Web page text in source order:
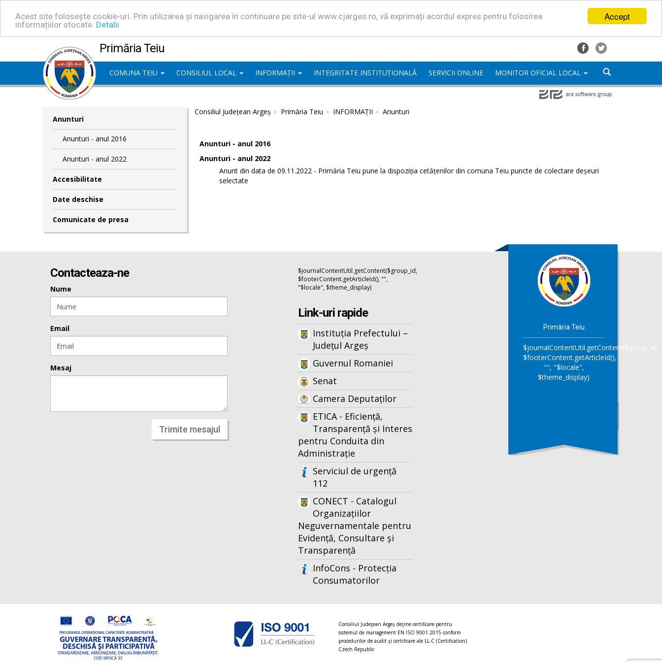
Accept
Acest site folosește cookie-uri. Prin utilizarea și navigarea în continuare pe site-ul www.cjarges.ro, vă exprimați acordul expres pentru folosirea
informațiilor stocate. Detalii
Primăria Teiu
COMUNA TEIU CONSILIUL LOCAL INFORMAȚII INTEGRITATE INSTITUȚIONALĂ SERVICII ONLINE MONITOR OFICIAL LOCAL
Anunturi
Anunturi - anul 2016
Anunturi - anul 2022
Accesibilitate
Date deschise
Comunicate de presa
Consiliul Județean Argeș Primăria Teiu INFORMAȚII Anunturi
Anunturi - anul 2016
Anunturi - anul 2022
Anunt din data de 09.11.2022 - Primăria Teiu pune la dispoziția cetățenilor din comuna Teiu puncte de colectare deșeuri
selectate
Contacteaza-ne
Nume
Email
Mesaj
Trimite mesajul
$journalContentUtil.getContent($group_id,
$footerContent.getArticleId(), "",
"$locale", $theme_display)
Link-uri rapide
Instituția Prefectului –
Județul Argeș
Guvernul Romaniei
Senat
Camera Deputaților
ETICA - Eficiență,
Transparență și Interes
pentru Conduita din
Administrație
Serviciul de urgență
112
CONECT - Catalogul
Organizațiilor
Neguvernamentale pentru
Evidență, Consultare și
Transparență
InfoCons - Protecția
Consumatorilor
Primăria Teiu
$journalContentUtil.getContent($group_id,
$footerContent.getArticleId(),
"", "$locale",
$theme_display)
Consiliul Judeţean Argeș deţine certificare pentru
sistemul de management EN ISO 9001:2015 conform
procedurilor de audit şi certificare ale LL-C (Certification)
Czech Republic